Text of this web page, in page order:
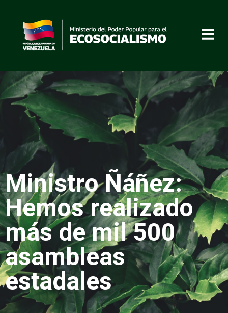
Ministro Ñáñez:
Hemos realizado
más de mil 500
asambleas
estadales